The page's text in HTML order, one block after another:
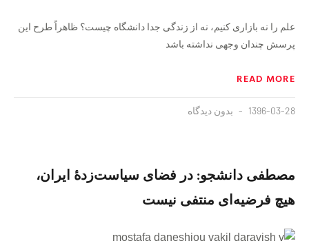
علم را نه بازاری کنیم، نه از زندگی جدا دانشگاه چیست؟ ظاهراً طرح این
پرسش چندان وجهی نداشته باشد
READ MORE
1396-03-28 بدون دیدگاه
مصطفی دانشجو: در فضای سیاست‌زدهٔ ایران،
هیچ فرضیه‌ای منتفی نیست